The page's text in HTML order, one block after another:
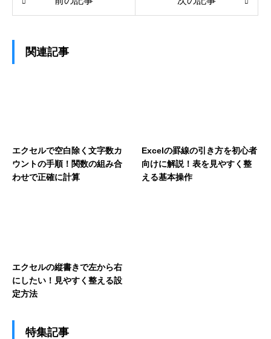
関連記事
エクセルで空白除く文字数カ
ウントの手順！関数の組み合
わせで正確に計算
Excelの罫線の引き方を初心者
向けに解説！表を見やすく整
える基本操作
エクセルの縦書きで左から右
にしたい！見やすく整える設
定方法
特集記事